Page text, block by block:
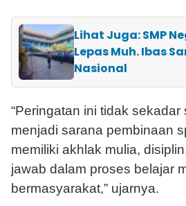
Lihat Juga: SMP
Lepas Muh. Ibas
Nasional
“Peringatan ini tidak sekadar
menjadi sarana pembinaan
memiliki akhlak mulia,
jawab dalam proses belajar
bermasyarakat,” ujarnya.